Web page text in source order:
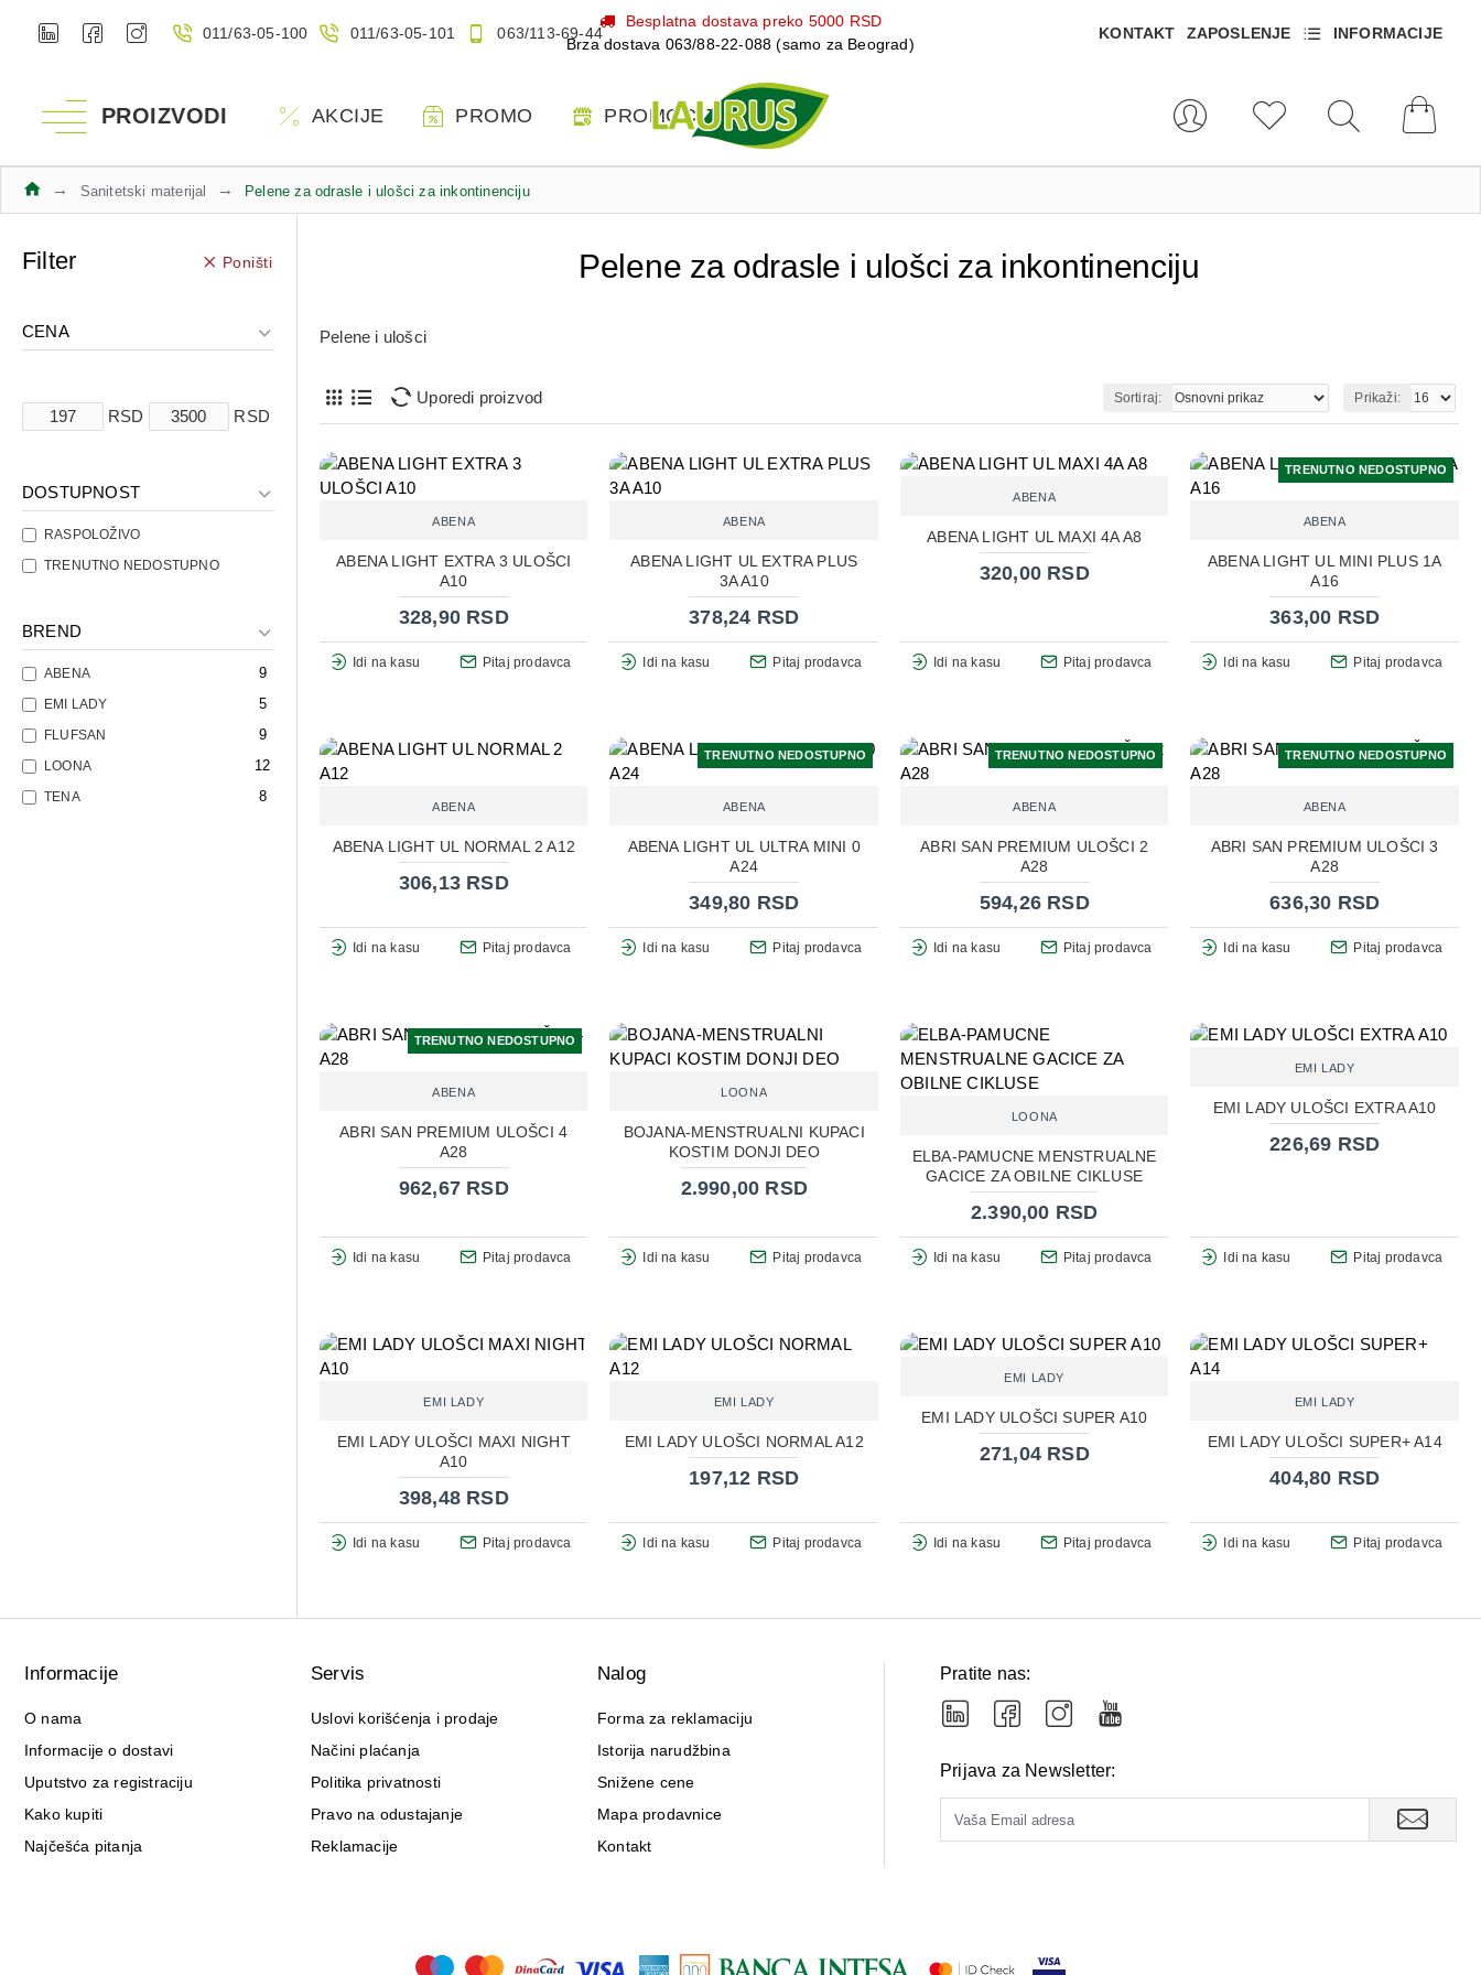
011/63-05-100 011/63-05-101 063/113-69-44
Besplatna dostava preko 5000 RSD
Brza dostava 063/88-22-088 (samo za Beograd)
KONTAKT ZAPOSLENJE INFORMACIJE
PROIZVODI AKCIJE PROMO PROMOCIJE
Sanitetski materijal Pelene za odrasle i ulošci za inkontinenciju
Filter Poništi
CENA
RSD RSD
BREND
ABENA 9
EMI LADY 5
FLUFSAN 9
LOONA 12
TENA 8
DOSTUPNOST
RASPOLOŽIVO
TRENUTNO NEDOSTUPNO
Pelene za odrasle i ulošci za inkontinenciju
Pelene i ulošci
Uporedi proizvod Sortiraj: Prikaži:
ABENA
ABENA LIGHT EXTRA 3 ULOŠCI
A10
328,90 RSD
Idi na kasu Pitaj prodavca
ABENA
ABENA LIGHT UL EXTRA PLUS
3A A10
378,24 RSD
Idi na kasu Pitaj prodavca
ABENA
ABENA LIGHT UL MAXI 4A A8
320,00 RSD
Idi na kasu Pitaj prodavca
TRENUTNO NEDOSTUPNO
ABENA
ABENA LIGHT UL MINI PLUS 1A
A16
363,00 RSD
Idi na kasu Pitaj prodavca
ABENA
ABENA LIGHT UL NORMAL 2 A12
306,13 RSD
Idi na kasu Pitaj prodavca
TRENUTNO NEDOSTUPNO
ABENA
ABENA LIGHT UL ULTRA MINI 0
A24
349,80 RSD
Idi na kasu Pitaj prodavca
TRENUTNO NEDOSTUPNO
ABENA
ABRI SAN PREMIUM ULOŠCI 2
A28
594,26 RSD
Idi na kasu Pitaj prodavca
TRENUTNO NEDOSTUPNO
ABENA
ABRI SAN PREMIUM ULOŠCI 3
A28
636,30 RSD
Idi na kasu Pitaj prodavca
TRENUTNO NEDOSTUPNO
ABENA
ABRI SAN PREMIUM ULOŠCI 4
A28
962,67 RSD
Idi na kasu Pitaj prodavca
LOONA
BOJANA-MENSTRUALNI KUPACI
KOSTIM DONJI DEO
2.990,00 RSD
Idi na kasu Pitaj prodavca
LOONA
ELBA-PAMUCNE MENSTRUALNE
GACICE ZA OBILNE CIKLUSE
2.390,00 RSD
Idi na kasu Pitaj prodavca
EMI LADY
EMI LADY ULOŠCI EXTRA A10
226,69 RSD
Idi na kasu Pitaj prodavca
EMI LADY
EMI LADY ULOŠCI MAXI NIGHT
A10
398,48 RSD
Idi na kasu Pitaj prodavca
EMI LADY
EMI LADY ULOŠCI NORMAL A12
197,12 RSD
Idi na kasu Pitaj prodavca
EMI LADY
EMI LADY ULOŠCI SUPER A10
271,04 RSD
Idi na kasu Pitaj prodavca
EMI LADY
EMI LADY ULOŠCI SUPER+ A14
404,80 RSD
Idi na kasu Pitaj prodavca
Informacije
O nama
Informacije o dostavi
Uputstvo za registraciju
Kako kupiti
Najčešća pitanja
Servis
Uslovi korišćenja i prodaje
Načini plaćanja
Politika privatnosti
Pravo na odustajanje
Reklamacije
Nalog
Forma za reklamaciju
Istorija narudžbina
Snižene cene
Mapa prodavnice
Kontakt
Pratite nas:
Prijava za Newsletter: